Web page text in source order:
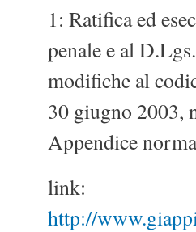
1: Ratifica ed
penale e al
modifiche al
30 giugno 2003,
Appendice
link:
http://